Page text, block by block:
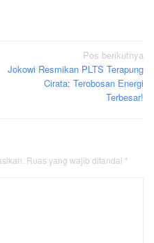
Pos berikutnya
Jokowi Resmikan PLTS Terapung
Cirata: Terobosan Energi
Terbesar!
Ruas yang wajib ditandai *